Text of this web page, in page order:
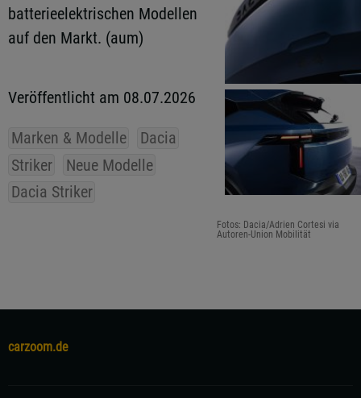
Fotos: Dacia/Adrien Cortesi via
Autoren-Union Mobilität
batterieelektrischen Modellen
auf den Markt. (aum)
Veröffentlicht am 08.07.2026
Marken & Modelle
Dacia
Striker
Neue Modelle
Dacia Striker
carzoom.de